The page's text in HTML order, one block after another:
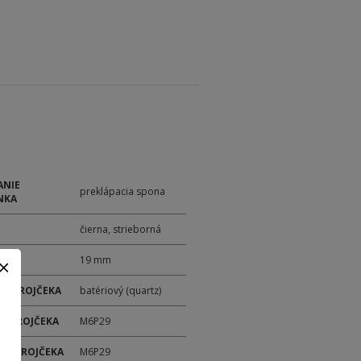
preklápacia spona
čierna, strieborná
19 mm
STROJČEKA batériový (quartz)
STROJČEKA M6P29
STROJČEKA M6P29